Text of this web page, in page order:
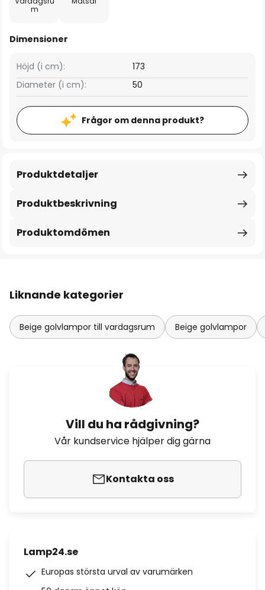
m
Dimensioner
Höjd (i cm):
173
Diameter (i cm):
50
Frågor om denna produkt?
Produktbeskrivning
Produktdetaljer
Produktomdömen
Liknande kategorier
Beige golvlampor till vardagsrum Beige golvlampor
Vill du ha rådgivning?
Vår kundservice hjälper dig gärna
Kontakta oss
Lamp24.se
Europas största urval av varumärken